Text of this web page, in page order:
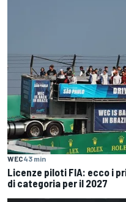
WEC43 min
Licenze piloti FIA: ecco i
di categoria per il 2027